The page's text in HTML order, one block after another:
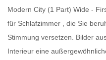
Modern City (1 Part) Wide -
für Schlafzimmer , die Sie
Stimmung versetzen. Bilder
Interieur eine